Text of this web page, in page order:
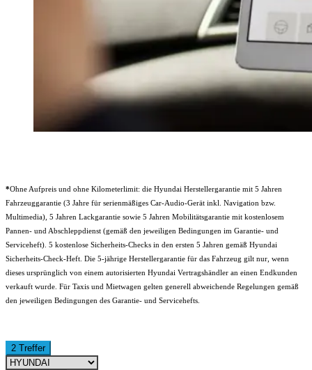
*Ohne Aufpreis und ohne Kilometerlimit: die Hyundai Herstellergarantie mit 5 Jahren
Fahrzeuggarantie (3 Jahre für serienmäßiges Car-Audio-Gerät inkl. Navigation bzw.
Multimedia), 5 Jahren Lackgarantie sowie 5 Jahren Mobilitätsgarantie mit kostenlosem
Pannen- und Abschleppdienst (gemäß den jeweiligen Bedingungen im Garantie- und
Serviceheft). 5 kostenlose Sicherheits-Checks in den ersten 5 Jahren gemäß Hyundai
Sicherheits-Check-Heft. Die 5-jährige Herstellergarantie für das Fahrzeug gilt nur, wenn
dieses ursprünglich von einem autorisierten Hyundai Vertragshändler an einen Endkunden
verkauft wurde. Für Taxis und Mietwagen gelten generell abweichende Regelungen gemäß
den jeweiligen Bedingungen des Garantie- und Servicehefts.
2 Treffer